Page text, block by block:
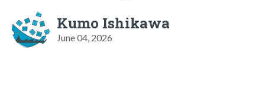
Kumo Ishikawa
June 04, 2026